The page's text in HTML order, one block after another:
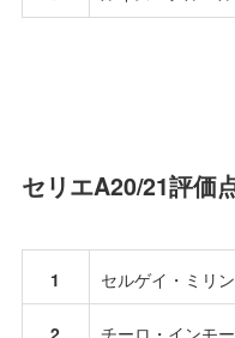
セリエA20/21評価
1 セルゲイ・ミリ